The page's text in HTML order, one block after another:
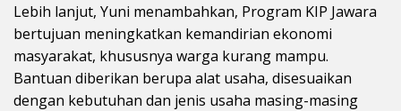
Lebih lanjut, Yuni menambahkan, Program KIP Jawara
bertujuan meningkatkan kemandirian ekonomi
masyarakat, khususnya warga kurang mampu.
Bantuan diberikan berupa alat usaha, disesuaikan
dengan kebutuhan dan jenis usaha masing-masing